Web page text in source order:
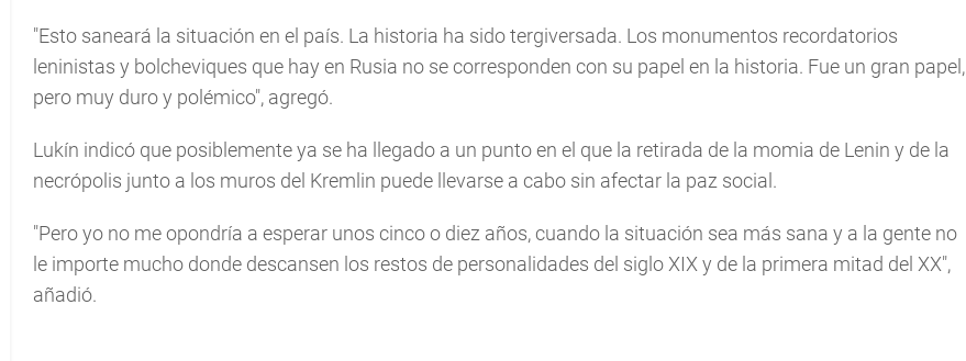
"Esto saneará la situación en el país. La historia ha sido tergiversada. Los monumentos recordatorios
leninistas y bolcheviques que hay en Rusia no se corresponden con su papel en la historia. Fue un gran papel,
pero muy duro y polémico", agregó.
Lukín indicó que posiblemente ya se ha llegado a un punto en el que la retirada de la momia de Lenin y de la
necrópolis junto a los muros del Kremlin puede llevarse a cabo sin afectar la paz social.
"Pero yo no me opondría a esperar unos cinco o diez años, cuando la situación sea más sana y a la gente no
le importe mucho donde descansen los restos de personalidades del siglo XIX y de la primera mitad del XX",
añadió.